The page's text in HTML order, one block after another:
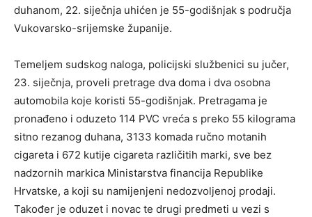
duhanom, 22. siječnja uhićen je 55-godišnjak s područja
Vukovarsko-srijemske županije.
Temeljem sudskog naloga, policijski službenici su jučer,
23. siječnja, proveli pretrage dva doma i dva osobna
automobila koje koristi 55-godišnjak. Pretragama je
pronađeno i oduzeto 114 PVC vreća s preko 55 kilograma
sitno rezanog duhana, 3133 komada ručno motanih
cigareta i 672 kutije cigareta različitih marki, sve bez
nadzornih markica Ministarstva financija Republike
Hrvatske, a koji su namijenjeni nedozvoljenoj prodaji.
Također je oduzet i novac te drugi predmeti u vezi s